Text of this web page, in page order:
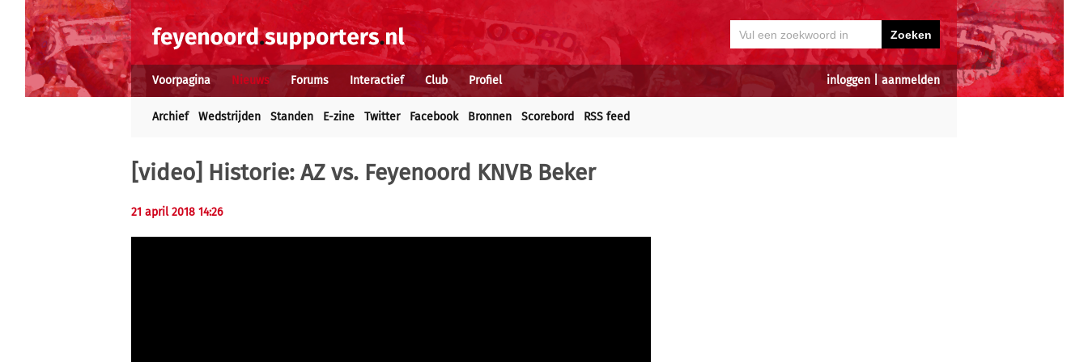
inloggen aanmelden
Voorpagina Nieuws Forums Interactief Club Profiel
Archief Wedstrijden Standen E-zine Twitter Facebook Bronnen Scorebord RSS feed
[video] Historie: AZ vs. Feyenoord KNVB Beker
21 april 2018 14:26